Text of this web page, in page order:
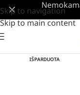
Skip to navigation
Skip to main content
IŠPARDUOTA